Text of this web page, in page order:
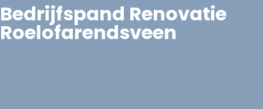
Bedrijfspand Renovatie
Roelofarendsveen